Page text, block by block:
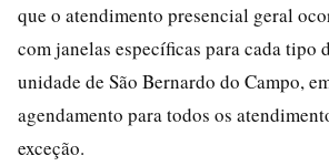
que o atendimento presencial geral
com janelas específicas para cada tipo
unidade de São Bernardo do Campo,
agendamento para todos os
exceção.